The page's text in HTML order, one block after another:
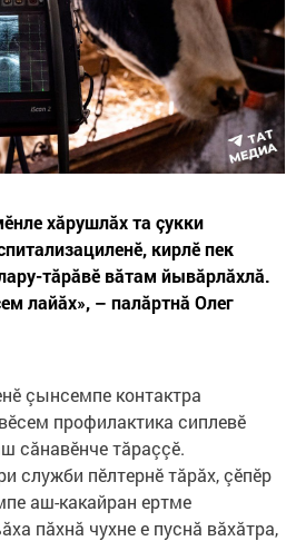
хăрушлăх та çукки
кирлӗ пек
тăрăвӗ вăтам йывăрлăхлă.
лайăх», – палăртнă Олег
çынсемпе контактра
профилактика сиплевӗ
сăнавӗнче тăраççӗ.
служби пӗлтернӗ тăрăх, çӗпӗр
аш-какайран ертме
пăхнă чухне е пуснă вăхăтра,